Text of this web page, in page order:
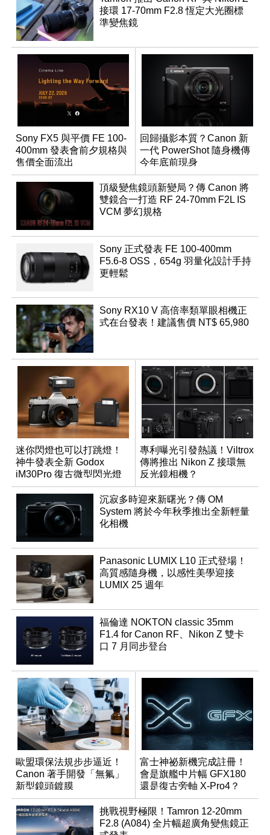
接環 17-70mm F2.8 恆定大光圈標
準變焦鏡
Sony FX5 與平價 FE 100-
400mm 發表會前夕規格與
售價全面流出
回歸攝影本質？Canon 新
一代 PowerShot 隨身機傳
今年底前現身
頂級變焦鏡頭新變局？傳 Canon 將
雙鏡合一打造 RF 24-70mm F2L IS
VCM 夢幻規格
Sony 正式發表 FE 100-400mm
F5.6-8 OSS，654g 羽量化設計手持
更輕鬆
Sony RX10 V 高倍率類單眼相機正
式在台發表！建議售價 NT$ 65,980
迷你閃燈也可以打跳燈！
神牛發表全新 Godox
iM30Pro 復古微型閃光燈
專利曝光引發熱議！Viltrox
傳將推出 Nikon Z 接環無
反光鏡相機？
沉寂多時迎來新曙光？傳 OM
System 將於今年秋季推出全新輕量
化相機
Panasonic LUMIX L10 正式登場！
高質感隨身機，以感性美學迎接
LUMIX 25 週年
福倫達 NOKTON classic 35mm
F1.4 for Canon RF、Nikon Z 雙卡
口 7 月同步登台
歐盟環保法規步步逼近！
Canon 著手開發「無氟」
新型鏡頭鍍膜
富士神祕新機完成註冊！
會是旗艦中片幅 GFX180
還是復古旁軸 X-Pro4？
挑戰視野極限！Tamron 12-20mm
F2.8 (A084) 全片幅超廣角變焦鏡正